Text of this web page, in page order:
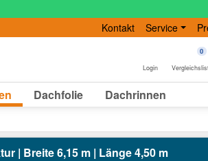
Kontakt Service
Login
0
Dachfolie Dachrinnen
| Breite 6,15 m | Länge 4,50 m